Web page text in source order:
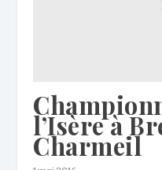
l’Isère à
Charmeil